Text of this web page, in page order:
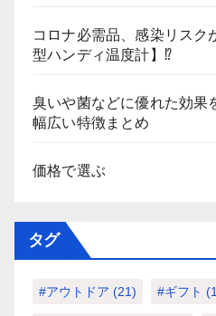
コロナ必需品、感染リスク
型ハンディ温度計】⁉
臭いや菌などに優れた効果
幅広い特徴まとめ
価格で選ぶ
タグ
#アウトドア (21) #ギフト